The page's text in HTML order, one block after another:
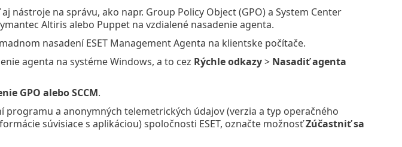
nástroje na správu, ako napr. Group Policy Object (GPO) a System Center
Altiris alebo Puppet na vzdialené nasadenie agenta.
nasadení ESET Management Agenta na klientske počítače.
agenta na systéme Windows, a to cez Rýchle odkazy> Nasadiť agenta
GPO alebo SCCM.
programu a anonymných telemetrických údajov (verzia a typ operačného
súvisiace s aplikáciou) spoločnosti ESET, označte možnosťZúčastniť sa